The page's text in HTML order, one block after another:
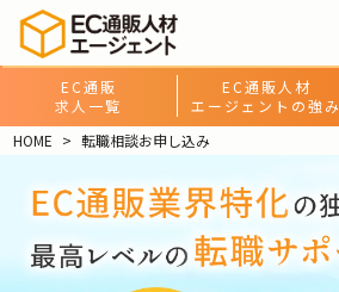
EC通販
求人一覧
EC通販人材
エージェントの強み
HOME
転職相談お申し込み